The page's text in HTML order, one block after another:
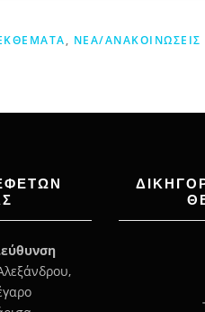
, ΝΈΑ/ΑΝΑΚΟΙΝΏΣΕΙΣ